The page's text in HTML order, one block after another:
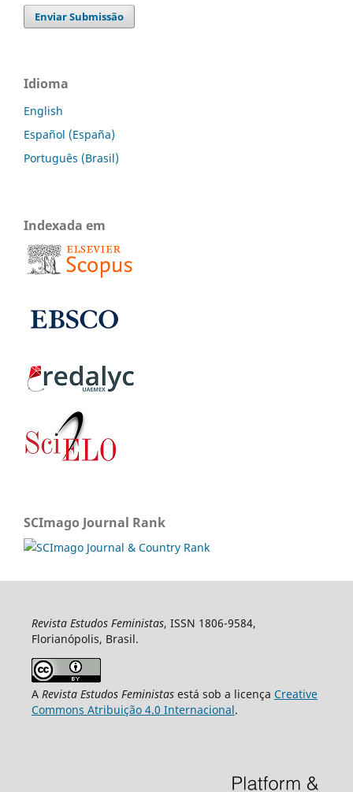
Enviar Submissão
Idioma
English
Español (España)
Português (Brasil)
Indexada em
SCImago Journal Rank
Revista Estudos Feministas, ISSN 1806-9584,
Florianópolis, Brasil.
A Revista Estudos Feministasestá sob a licença Creative
Commons Atribuição 4.0 Internacional.